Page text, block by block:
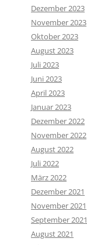
Dezember 2023
November 2023
Oktober 2023
August 2023
Juli 2023
Juni 2023
April 2023
Januar 2023
Dezember 2022
November 2022
August 2022
Juli 2022
März 2022
Dezember 2021
November 2021
September 2021
August 2021